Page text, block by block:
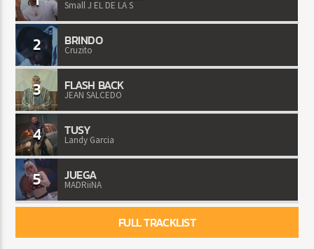
Small J EL DE LA S
2 BRINDO
Cruzito
3 FLASH BACK
JEAN SALCEDO
4 TUSY
Landy Garcia
5 JUEGA
MADRiiNA
FULL TRACKLIST